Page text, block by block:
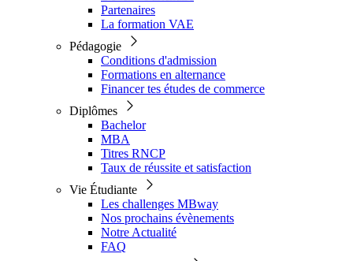
Partenaires
La formation VAE
Pédagogie
Conditions d'admission
Formations en alternance
Financer tes études de commerce
Diplômes
Bachelor
MBA
Titres RNCP
Taux de réussite et satisfaction
Vie Étudiante
Les challenges MBway
Nos prochains évènements
Notre Actualité
FAQ